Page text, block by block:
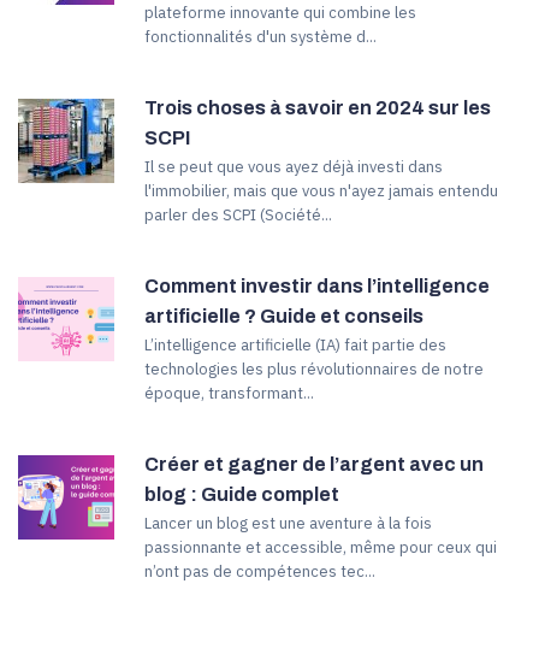
plateforme innovante qui combine les
fonctionnalités d'un système d...
Trois choses à savoir en 2024 sur les
SCPI
Il se peut que vous ayez déjà investi dans
l'immobilier, mais que vous n'ayez jamais entendu
parler des SCPI (Société...
Comment investir dans l’intelligence
artificielle ? Guide et conseils
L’intelligence artificielle (IA) fait partie des
technologies les plus révolutionnaires de notre
époque, transformant...
Créer et gagner de l’argent avec un
blog : Guide complet
Lancer un blog est une aventure à la fois
passionnante et accessible, même pour ceux qui
n’ont pas de compétences tec...